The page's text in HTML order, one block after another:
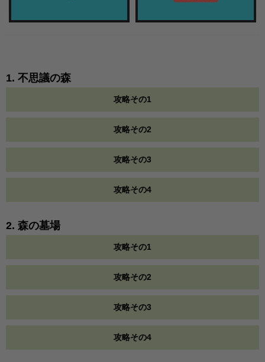
1. 不思議の森
攻略その1
攻略その2
攻略その3
攻略その4
2. 森の墓場
攻略その1
攻略その2
攻略その3
攻略その4